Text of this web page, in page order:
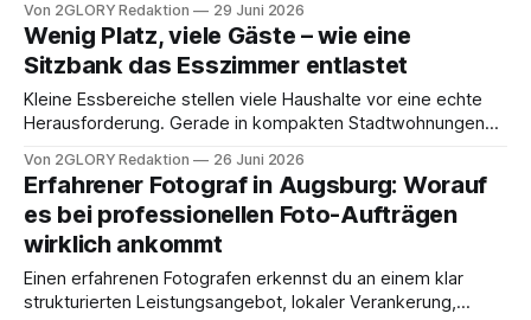
Nutzererfahrungen und konkreten Zahlen, aktuell geprüft für
2026. Kurze Antwort: Ist empfohlen.de seriös? Ja,
empfohlen.de gilt als seriöse plattform für einen
Von 2GLORY Redaktion 29 Juni 2026
Wenig Platz, viele Gäste – wie eine
Sitzbank das Esszimmer entlastet
Kleine Essbereiche stellen viele Haushalte vor eine echte
Herausforderung. Gerade in kompakten Stadtwohnungen
zählt, fehlt häufig der nötige Platz für einen großzügigen
Esstisch mit sechs oder acht einzelnen Stühlen. Sobald
Gäste eintreffen, beginnt das Improvisieren mit Hockern
aus dem Keller und Klappstühlen, die
Von 2GLORY Redaktion 26 Juni 2026
Erfahrener Fotograf in Augsburg: Worauf
es bei professionellen Foto-Aufträgen
wirklich ankommt
Einen erfahrenen Fotografen erkennst du an einem klar
strukturierten Leistungsangebot, lokaler Verankerung,